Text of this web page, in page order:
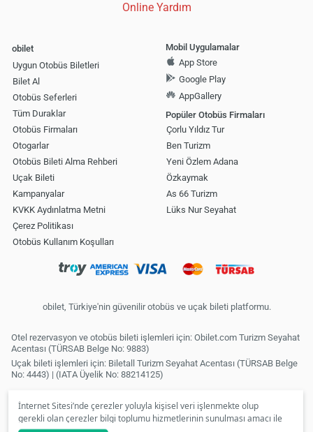
İnternet Sitesi’nde çerezler yoluyla kişisel veri işlenmekte olup
gerekli olan çerezler bilgi toplumu hizmetlerinin sunulması amacı ile
Online Yardım
obilet
Uygun Otobüs Biletleri
Bilet Al
Otobüs Seferleri
Tüm Duraklar
Otobüs Firmaları
Otogarlar
Otobüs Bileti Alma Rehberi
Uçak Bileti
Kampanyalar
KVKK Aydınlatma Metni
Çerez Politikası
Otobüs Kullanım Koşulları
Mobil Uygulamalar
App Store
Google Play
AppGallery
Popüler Otobüs Firmaları
Çorlu Yıldız Tur
Ben Turizm
Yeni Özlem Adana
Özkaymak
As 66 Turizm
Lüks Nur Seyahat
obilet, Türkiye'nin güvenilir otobüs ve uçak bileti platformu.
Otel rezervasyon ve otobüs bileti işlemleri için: Obilet.com Turizm Seyahat
Acentası (TÜRSAB Belge No: 9883)
Uçak bileti işlemleri için: Biletall Turizm Seyahat Acentası (TÜRSAB Belge
No: 4443) | (IATA Üyelik No: 88214125)